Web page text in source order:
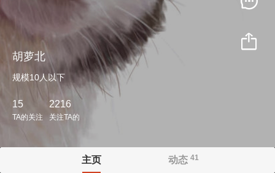
胡萝北
规模10人以下
15
TA的关注
2216
关注TA的
主页 动态 41